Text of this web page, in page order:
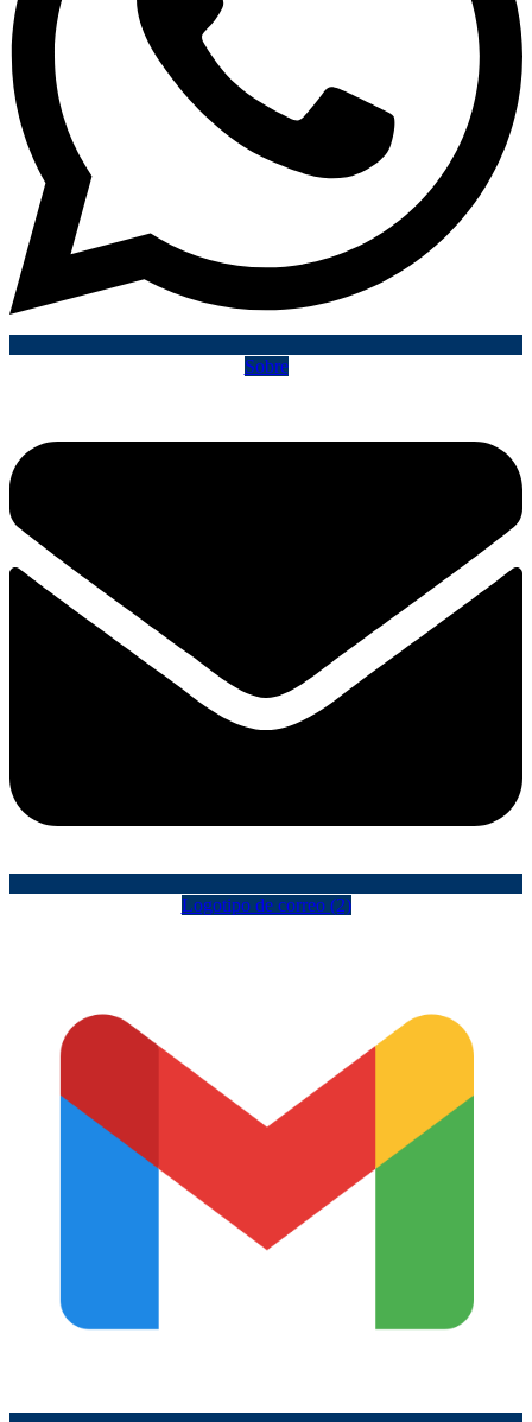
Sobre
Logotipo de correo (2)